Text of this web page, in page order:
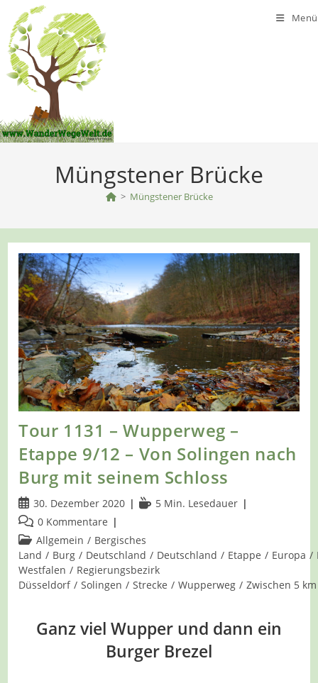
Inhalt
springen
Menü
Müngstener Brücke
> Müngstener Brücke
Tour 1131 – Wupperweg –
Etappe 9/12 – Von Solingen nach
Burg mit seinem Schloss
Beitrag
veröffentlicht:
30. Dezember 2020 Lesedauer:
5 Min. Lesedauer
Beitrags-
Kommentare:
0 Kommentare
Beitrags-
Kategorie:
Allgemein / Bergisches
Land / Burg / Deutschland / Deutschland / Etappe / Europa /
Westfalen / Regierungsbezirk
Düsseldorf / Solingen / Strecke / Wupperweg / Zwischen 5
Ganz viel Wupper und dann ein
Burger Brezel